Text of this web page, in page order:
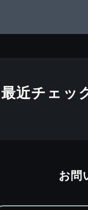
最近チェッ
お問